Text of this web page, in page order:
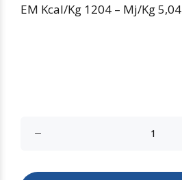
EM Kcal/Kg 1204 – Mj/Kg 5,04